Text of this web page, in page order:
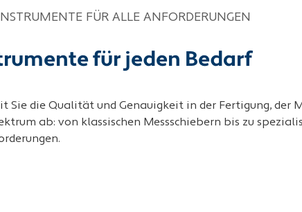
für jeden Bedarf
FÜR ALLE ANFORDERUNGEN
Sie die Qualität und Genauigkeit in der Fertigung, der
ab: von klassischen Messschiebern bis zu